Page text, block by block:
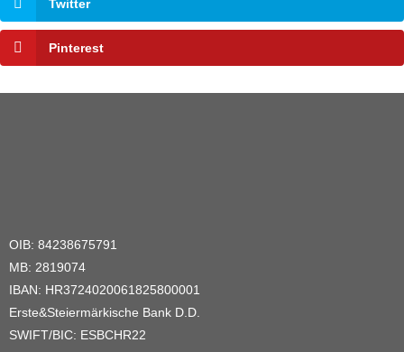
Twitter
Pinterest
OIB: 84238675791
MB: 2819074
IBAN: HR3724020061825800001
Erste&Steiermärkische Bank D.D.
SWIFT/BIC: ESBCHR22